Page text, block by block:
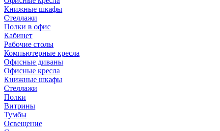
Книжные шкафы
Стеллажи
Полки в офис
Кабинет
Рабочие столы
Компьютерные кресла
Офисные диваны
Офисные кресла
Книжные шкафы
Стеллажи
Полки
Витрины
Тумбы
Освещение